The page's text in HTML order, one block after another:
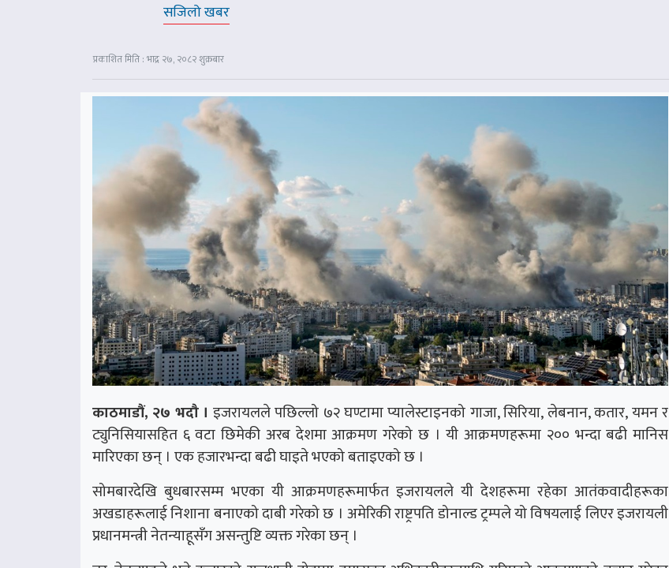
सजिलो खबर
प्रकाशित मिति : भाद्र २७, २०८२ शुक्रबार
काठमाडौं, २७ भदौ । इजरायलले पछिल्लो ७२ घण्टामा प्यालेस्टाइनको गाजा, सिरिया, लेबनान, कतार, यमन र
ट्युनिसियासहित ६ वटा छिमेकी अरब देशमा आक्रमण गरेको छ । यी आक्रमणहरूमा २०० भन्दा बढी मानिस
मारिएका छन् । एक हजारभन्दा बढी घाइते भएको बताइएको छ ।
सोमबारदेखि बुधबारसम्म भएका यी आक्रमणहरूमार्फत इजरायलले यी देशहरूमा रहेका आतंकवादीहरूका
अखडाहरूलाई निशाना बनाएको दाबी गरेको छ । अमेरिकी राष्ट्रपति डोनाल्ड ट्रम्पले यो विषयलाई लिएर इजरायली
प्रधानमन्त्री नेतन्याहूसँग असन्तुष्टि व्यक्त गरेका छन् ।